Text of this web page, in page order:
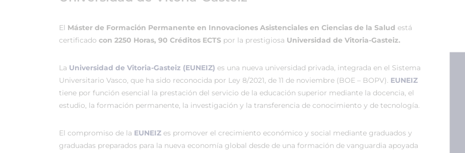
El Máster de Formación Permanente en Innovaciones Asistenciales en Ciencias de la Salud está
certificado con 2250 Horas, 90 Créditos ECTS por la prestigiosa Universidad de Vitoria-Gasteiz.
La Universidad de Vitoria-Gasteiz (EUNEIZ) es una nueva universidad privada, integrada en el Sistema
Universitario Vasco, que ha sido reconocida por Ley 8/2021, de 11 de noviembre (BOE – BOPV). EUNEIZ
tiene por función esencial la prestación del servicio de la educación superior mediante la docencia, el
estudio, la formación permanente, la investigación y la transferencia de conocimiento y de tecnología.
El compromiso de la EUNEIZ es promover el crecimiento económico y social mediante graduados y
graduadas preparados para la nueva economía global desde de una formación de vanguardia apoyada